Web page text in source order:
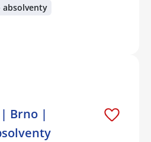
absolventy
Brno |